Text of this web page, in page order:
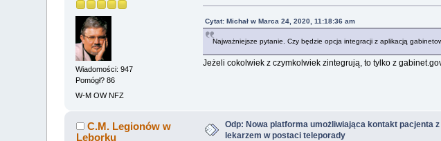
Wiadomości: 947
Pomógł? 86
W-M OW NFZ
Cytat: Michał w Marca 24, 2020, 11:18:36 am
Najważniejsze pytanie. Czy będzie opcja integracji z aplikacją
Jeżeli cokolwiek z czymkolwiek zintegrują, to tylko z
C.M. Legionów w
Lęborku
Odp: Nowa platforma umożliwiająca kontakt pacjenta z
lekarzem w postaci teleporady